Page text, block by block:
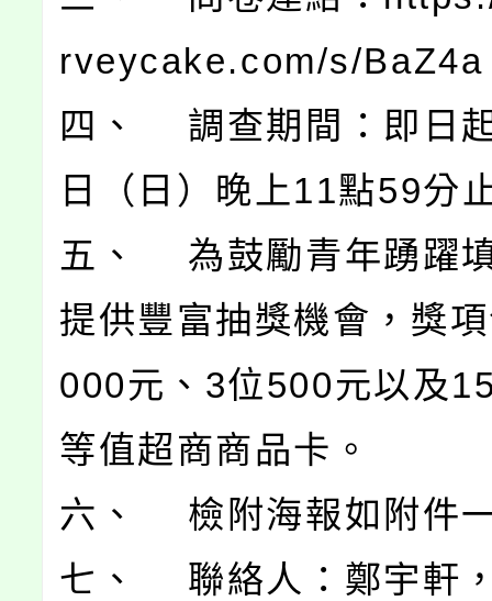
rveycake.com/s/BaZ4a
四、 調查期間：即日
日（日）晚上11點59分
五、 為鼓勵青年踴躍
提供豐富抽獎機會，獎
000元、3位500元以及
等值超商商品卡。
六、 檢附海報如附件
七、 聯絡人：鄭宇軒